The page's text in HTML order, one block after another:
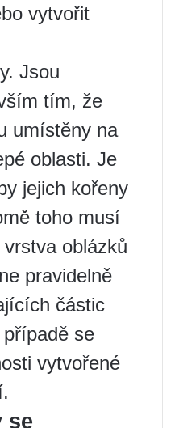
vytvořit
Jsou
tím, že
umístěny na
oblasti. Je
jejich kořeny
toho musí
oblázků
pravidelně
částic
se
vytvořené
se